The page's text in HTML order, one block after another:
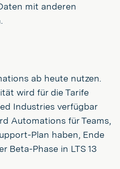
mit anderen
ab heute nutzen.
wird für die Tarife
Industries verfügbar
Automations für Teams,
Plan haben, Ende
Beta-Phase in LTS 13